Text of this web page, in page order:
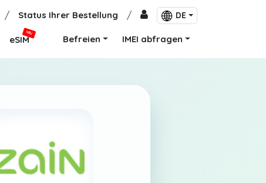
/ Status Ihrer Bestellung / DE
eSIM
NEU
Befreien IMEI abfragen